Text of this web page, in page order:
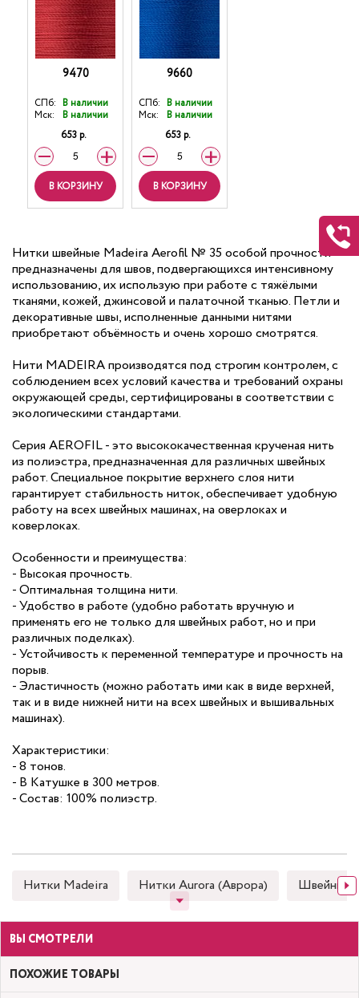
9470
СПб: В наличии
Мск:
В наличии
653 р.
В КОРЗИНУ
9660
СПб: В наличии
Мск:
В наличии
653 р.
В КОРЗИНУ
Нитки швейные Madeira Aerofil № 35 особой прочности
предназначены для швов, подвергающихся интенсивному
использованию, их использую при работе с тяжёлыми
тканями, кожей, джинсовой и палаточной тканью. Петли и
декоративные швы, исполненные данными нитями
приобретают объёмность и очень хорошо смотрятся.
Нити MADEIRA производятся под строгим контролем, с
соблюдением всех условий качества и требований охраны
окружающей среды, сертифицированы в соответствии с
экологическими стандартами.
Серия AEROFIL - это высококачественная крученая нить
из полиэстра, предназначенная для различных швейных
работ. Специальное покрытие верхнего слоя нити
гарантирует стабильность ниток, обеспечивает удобную
работу на всех швейных машинах, на оверлоках и
коверлоках.
Особенности и преимущества:
- Высокая прочность.
- Оптимальная толщина нити.
- Удобство в работе (удобно работать вручную и
применять его не только для швейных работ, но и при
различных поделках).
- Устойчивость к переменной температуре и прочность на
порыв.
- Эластичность (можно работать ими как в виде верхней,
так и в виде нижней нити на всех швейных и вышивальных
машинах).
Характеристики:
- 8 тонов.
- В Катушке в 300 метров.
- Состав: 100% полиэстр.
Нитки Madeira Нитки Aurora (Аврора) Швейные
ВЫ СМОТРЕЛИ
ПОХОЖИЕ ТОВАРЫ